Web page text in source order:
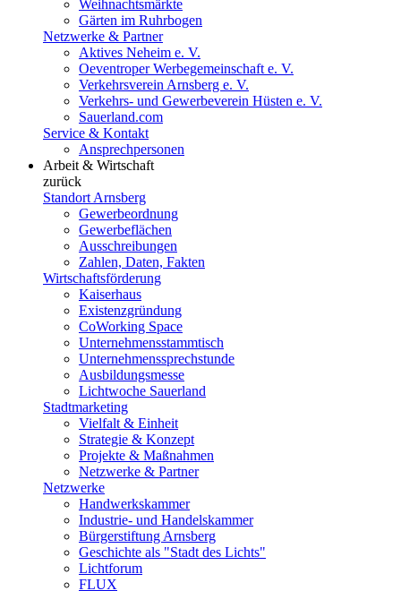
Weihnachtsmärkte
Gärten im Ruhrbogen
Netzwerke & Partner
Aktives Neheim e. V.
Oeventroper Werbegemeinschaft e. V.
Verkehrsverein Arnsberg e. V.
Verkehrs- und Gewerbeverein Hüsten e. V.
Sauerland.com
Service & Kontakt
Ansprechpersonen
Arbeit & Wirtschaft
zurück
Standort Arnsberg
Gewerbeordnung
Gewerbeflächen
Ausschreibungen
Zahlen, Daten, Fakten
Wirtschaftsförderung
Kaiserhaus
Existenzgründung
CoWorking Space
Unternehmensstammtisch
Unternehmenssprechstunde
Ausbildungsmesse
Lichtwoche Sauerland
Stadtmarketing
Vielfalt & Einheit
Strategie & Konzept
Projekte & Maßnahmen
Netzwerke & Partner
Netzwerke
Handwerkskammer
Industrie- und Handelskammer
Bürgerstiftung Arnsberg
Geschichte als "Stadt des Lichts"
Lichtforum
FLUX